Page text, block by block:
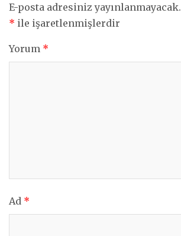
E-posta adresiniz yayınlanmayacak.
* ile işaretlenmişlerdir
Yorum *
Ad *